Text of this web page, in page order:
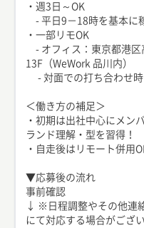
・週3日～OK
- 平日9－18時を基本に
・一部リモOK
- オフィス：東京都港区
13F（WeWork 品川内）
- 対面での打ち合わせ時
＜働き方の補足＞
・初期は出社中心にメン
ランド理解・型を習得！
・自走後はリモート併用
▼応募後の流れ
事前確認
↓ ※日程調整やその他連
にて対応する場合がござ